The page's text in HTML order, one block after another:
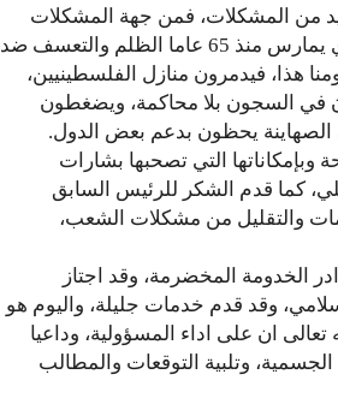
من المشكلات، فمن جهة المشكلات
في بعض الدول الاسلامية، ومن جهة اخرى، وجود الكيان الصهيوني الذي يمارس منذ 65 عاما الظلم والتعسف ضد
هذا، فيدمرون منازل الفلسطينيين،
في السجون بلا محاكمة، ويضغطون
يحظون بدعم بعض الدول.
وبإمكاناتها التي تصحبها بشارات
كما قدم الشكر للرئيس السابق
والتقليل من مشكلات الشعب،
الخدومة المخضرمة، وقد اجتاز
وقد قدم خدمات جليلة، واليوم هو
ان على اداء المسؤولية، وداعيا
وتلبية التوقعات والمطالب